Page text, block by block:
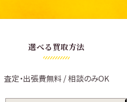
選べる買取方法
査定・出張費無料 / 相談のみOK